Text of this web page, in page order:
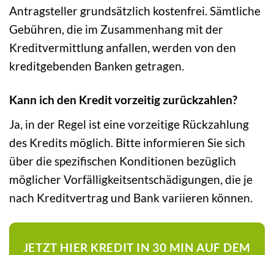
Antragsteller grundsätzlich kostenfrei. Sämtliche
Gebühren, die im Zusammenhang mit der
Kreditvermittlung anfallen, werden von den
kreditgebenden Banken getragen.
Kann ich den Kredit vorzeitig zurückzahlen?
Ja, in der Regel ist eine vorzeitige Rückzahlung
des Kredits möglich. Bitte informieren Sie sich
über die spezifischen Konditionen bezüglich
möglicher Vorfälligkeitsentschädigungen, die je
nach Kreditvertrag und Bank variieren können.
JETZT HIER KREDIT IN 30 MIN AUF DEM